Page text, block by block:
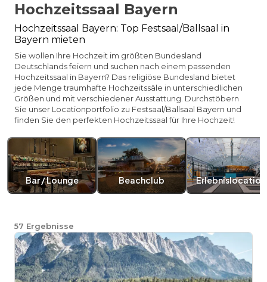
Hochzeitssaal Bayern
Hochzeitssaal Bayern: Top Festsaal/Ballsaal in
Bayern mieten
Sie wollen Ihre Hochzeit im größten Bundesland
Deutschlands feiern und suchen nach einem passenden
Hochzeitssaal in Bayern? Das religiöse Bundesland bietet
jede Menge traumhafte Hochzeitssäle in unterschiedlichen
Größen und mit verschiedener Ausstattung. Durchstöbern
Sie unser Locationportfolio zu Festsaal/Ballsaal Bayern und
finden Sie den perfekten Hochzeitssaal für Ihre Hochzeit!
Bar / Lounge Beachclub Erlebnislocation
57 Ergebnisse